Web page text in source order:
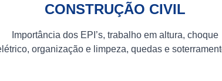
CONSTRUÇÃO CIVIL
Importância dos EPI’s, trabalho em altura, choque
organização e limpeza, quedas e